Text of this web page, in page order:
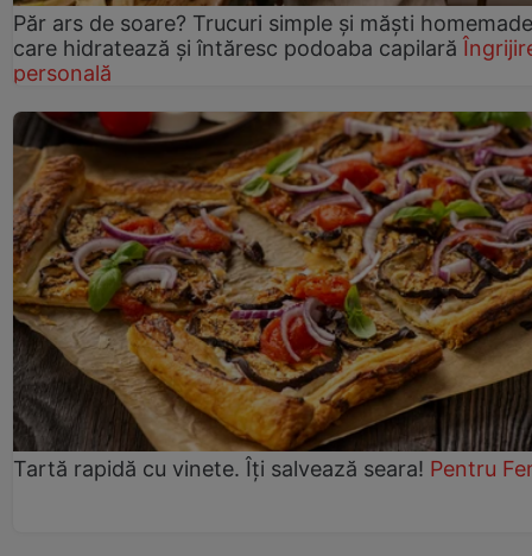
Păr ars de soare? Trucuri simple și măști homemade
care hidratează și întăresc podoaba capilară
personală
Tartă rapidă cu vinete. Îți salvează seara! Pentru